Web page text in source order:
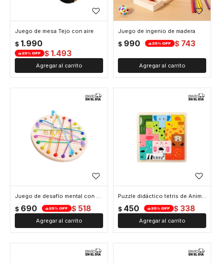
Juego de mesa Tejo con aire
$ 1.990
$ 1.493
Juego de ingenio de madera
$ 990 $ 743
Juego de desafío mental con cuerdas
$ 690 $ 518
Puzzle didáctico tetris de Animales
$ 450 $ 338